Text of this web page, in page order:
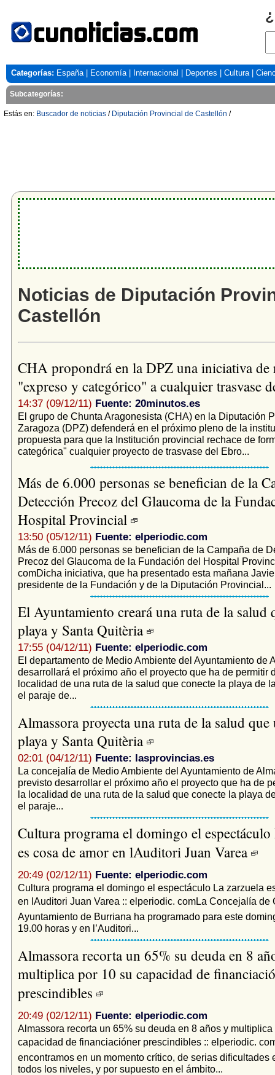
Categorías: España| Economía| Internacional Deportes Cultura|
Subcategorías:
Estás en: Buscador de noticias / Diputación Provincial de Castellón /
Noticias de Diputación
Castellón
CHA propondrá en la DPZ una iniciativa de
"expreso y categórico" a cualquier trasvase
14:37 (09/12/11) Fuente: 20minutos.es
El grupo de Chunta Aragonesista (CHA) en la Diputación
Zaragoza (DPZ) defenderá en el próximo pleno de la
propuesta para que la Institución provincial rechace de
categórica" cualquier proyecto de trasvase del Ebro...
Más de 6.000 personas se benefician de la
Detección Precoz del Glaucoma de la
Hospital Provincial
13:50 (05/12/11) Fuente: elperiodic.com
Más de 6.000 personas se benefician de la Campaña de
Precoz del Glaucoma de la Fundación del Hospital
comDicha iniciativa, que ha presentado esta mañana
presidente de la Fundación y de la Diputación Provincial...
El Ayuntamiento creará una ruta de la salud
playa y Santa Quitèria
17:55 (04/12/11) Fuente: elperiodic.com
El departamento de Medio Ambiente del Ayuntamiento de
desarrollará el próximo año el proyecto que ha de permitir
localidad de una ruta de la salud que conecte la playa de
el paraje de...
Almassora proyecta una ruta de la salud que
playa y Santa Quitèria
02:01 (04/12/11) Fuente: lasprovincias.es
La concejalía de Medio Ambiente del Ayuntamiento de
previsto desarrollar el próximo año el proyecto que ha de
la localidad de una ruta de la salud que conecte la playa
el paraje...
Cultura programa el domingo el espectáculo
es cosa de amor en lAuditori Juan Varea
20:49 (02/12/11) Fuente: elperiodic.com
Cultura programa el domingo el espectáculo La zarzuela
en lAuditori Juan Varea :: elperiodic. comLa Concejalía de
Ayuntamiento de Burriana ha programado para este
19.00 horas y en l’Auditori...
Almassora recorta un 65% su deuda en 8
multiplica por 10 su capacidad de
prescindibles
20:49 (02/12/11) Fuente: elperiodic.com
Almassora recorta un 65% su deuda en 8 años y multiplica
capacidad de financiacióner prescindibles :: elperiodic.
encontramos en un momento crítico, de serias dificultades
todos los niveles, y por supuesto en el ámbito...